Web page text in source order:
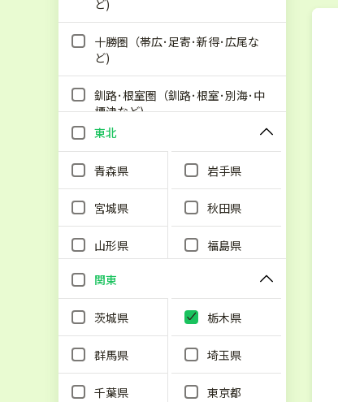
ど)
十勝圏（帯広･足寄･新得･広尾な
ど)
釧路･根室圏（釧路･根室･別海･中
標津など)
東北
青森県 岩手県
宮城県 秋田県
山形県 福島県
関東
茨城県 栃木県
群馬県 埼玉県
千葉県 東京都